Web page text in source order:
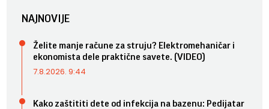
NAJNOVIJE
Želite manje račune za struju? Elektromehaničar i
ekonomista dele praktične savete. (VIDEO)
7.8.2026. 9:44
Kako zaštititi dete od infekcija na bazenu: Pedijatar